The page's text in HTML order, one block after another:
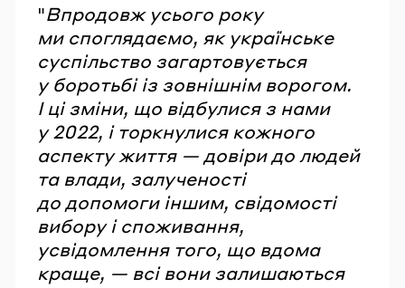
"Впродовж усього року
ми споглядаємо, як українське
суспільство загартовується
у боротьбі із зовнішнім ворогом.
І ці зміни, що відбулися з нами
у 2022, і торкнулися кожного
аспекту життя — довіри до людей
та влади, залученості
до допомоги іншим, свідомості
вибору і споживання,
усвідомлення того, що вдома
краще, — всі вони залишаються